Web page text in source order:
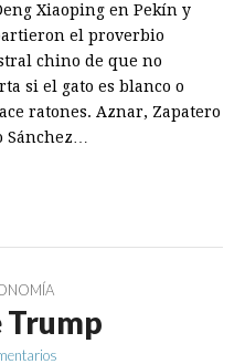
Xiaoping en Pekín y
el proverbio
chino de que no
si el gato es blanco o
ratones. Aznar, Zapatero
Sánchez…
Trump